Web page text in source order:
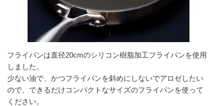
フライパンは直径20cmのシリコン樹脂加工フライパンを使用
しました。
少ない油で、かつフライパンを斜めにしないでアロゼしたい
ので、できるだけコンパクトなサイズのフライパンを使って
ください。